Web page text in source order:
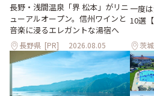
長野・浅間温泉「界 松本」がリニ
ューアルオープン。信州ワインと
音楽に浸るエレガントな湯宿へ
長野県 [PR] 2026.08.05
一度
10選
茨